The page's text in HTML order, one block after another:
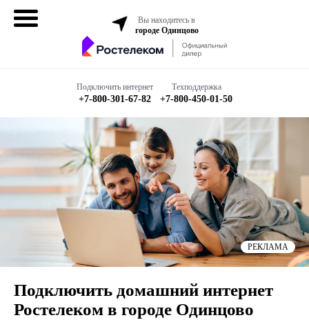
Вы находитесь в
городе Одинцово
Подключить интернет
+7-800-301-67-82
Техподдержка
+7-800-450-01-50
Интернет + ТВ
Все в одном
Все тарифы
Мобильная
Бизнесу
Подключить домашний интернет
Ростелеком в городе Одинцово
РЕКЛАМА